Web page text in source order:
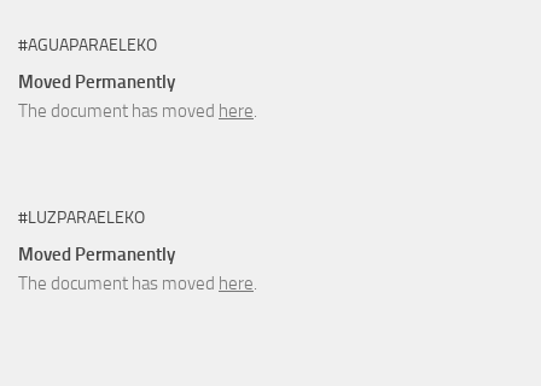
#AGUAPARAELEKO
Moved Permanently
The document has moved here.
#LUZPARAELEKO
Moved Permanently
The document has moved here.